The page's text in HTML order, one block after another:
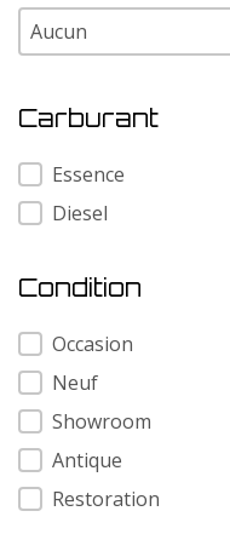
Couleur
Couleur
Carburant
Carburant
Essence
Diesel
Condition
Condition
Occasion
Neuf
Showroom
Antique
Restoration